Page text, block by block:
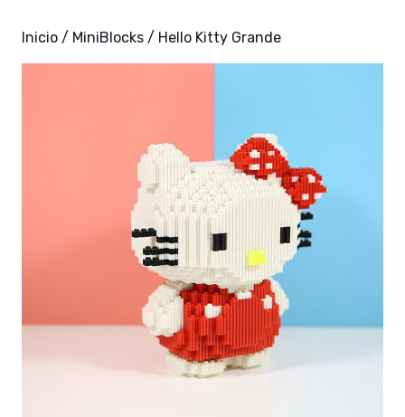
Inicio / MiniBlocks / Hello Kitty Grande